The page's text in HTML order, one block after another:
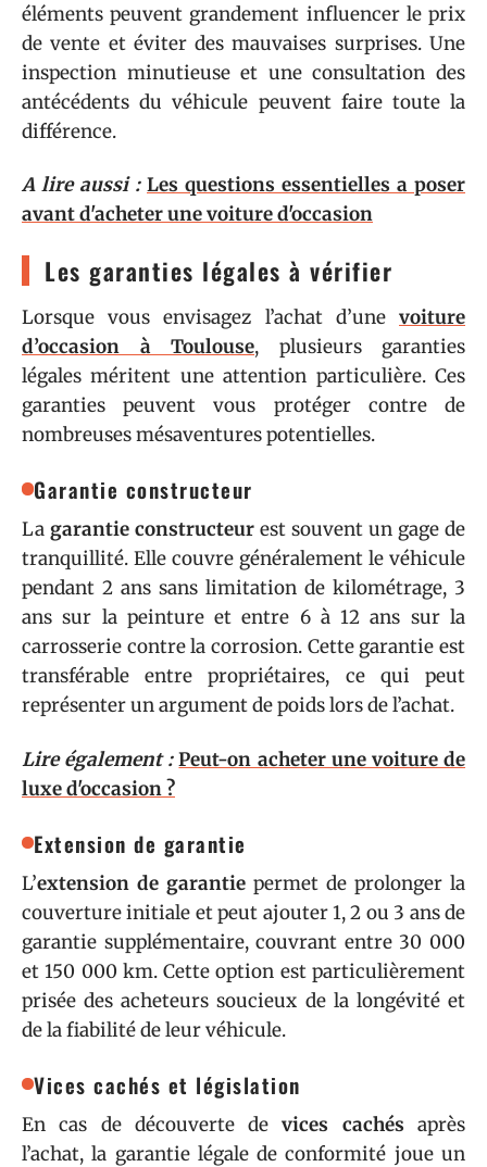
éléments peuvent grandement influencer le prix
de vente et éviter des mauvaises surprises. Une
inspection minutieuse et une consultation des
antécédents du véhicule peuvent faire toute la
différence.
A lire aussi : Les questions essentielles a poser
avant d'acheter une voiture d'occasion
Les garanties légales à vérifier
Lorsque vous envisagez l’achat d’une voiture
d’occasion à Toulouse, plusieurs garanties
légales méritent une attention particulière. Ces
garanties peuvent vous protéger contre de
nombreuses mésaventures potentielles.
Garantie constructeur
La garantie constructeur est souvent un gage de
tranquillité. Elle couvre généralement le véhicule
pendant 2 ans sans limitation de kilométrage, 3
ans sur la peinture et entre 6 à 12 ans sur la
carrosserie contre la corrosion. Cette garantie est
transférable entre propriétaires, ce qui peut
représenter un argument de poids lors de l’achat.
Lire également : Peut-on acheter une voiture de
luxe d'occasion ?
Extension de garantie
L’extension de garantie permet de prolonger la
couverture initiale et peut ajouter 1, 2 ou 3 ans de
garantie supplémentaire, couvrant entre 30 000
et 150 000 km. Cette option est particulièrement
prisée des acheteurs soucieux de la longévité et
de la fiabilité de leur véhicule.
Vices cachés et législation
En cas de découverte devices cachés après
l’achat, la garantie légale de conformité joue un